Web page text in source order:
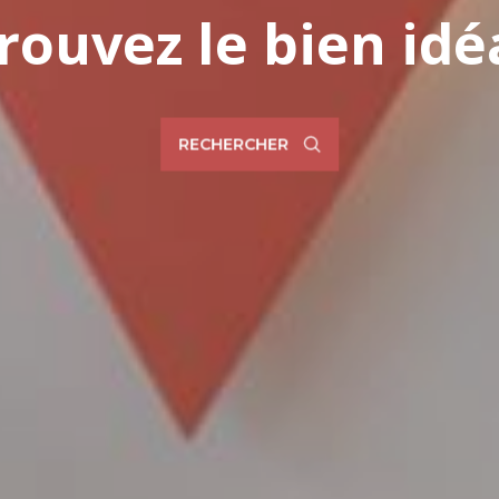
le bien
RECHERCHER